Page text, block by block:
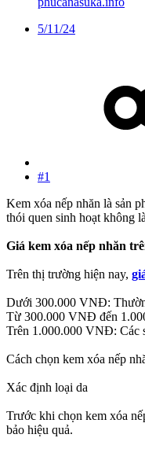
5/11/24
#1
Kem xóa nếp nhăn là sản
thói quen sinh hoạt không
Giá kem xóa nếp nhăn
Trên thị trường hiện nay,
Dưới 300.000 VNĐ:
Từ 300.000 VNĐ đến
Trên 1.000.000 VNĐ: Các
Cách chọn kem xóa nếp
Xác định loại da
Trước khi chọn kem xóa
bảo hiệu quả.